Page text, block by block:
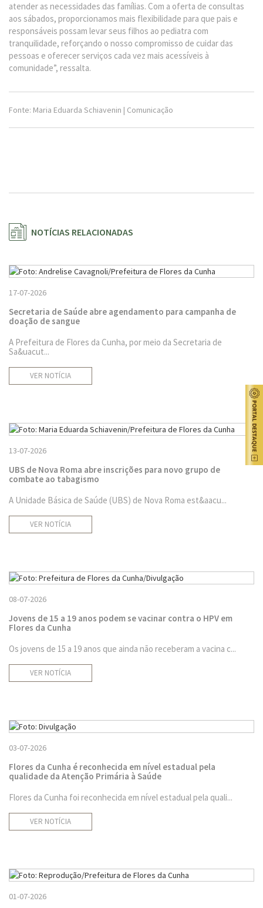
atender as necessidades das famílias. Com a oferta de consultas
aos sábados, proporcionamos mais flexibilidade para que pais e
responsáveis possam levar seus filhos ao pediatra com
tranquilidade, reforçando o nosso compromisso de cuidar das
pessoas e oferecer serviços cada vez mais acessíveis à
comunidade”, ressalta.
Fonte: Maria Eduarda Schiavenin | Comunicação
NOTÍCIAS RELACIONADAS
17-07-2026
Secretaria de Saúde abre agendamento para campanha de
doação de sangue
A Prefeitura de Flores da Cunha, por meio da Secretaria de
Sa&uacut...
VER NOTÍCIA
13-07-2026
UBS de Nova Roma abre inscrições para novo grupo de
combate ao tabagismo
A Unidade Básica de Saúde (UBS) de Nova Roma est&aacu...
VER NOTÍCIA
08-07-2026
Jovens de 15 a 19 anos podem se vacinar contra o HPV em
Flores da Cunha
Os jovens de 15 a 19 anos que ainda não receberam a vacina c...
VER NOTÍCIA
03-07-2026
Flores da Cunha é reconhecida em nível estadual pela
qualidade da Atenção Primária à Saúde
Flores da Cunha foi reconhecida em nível estadual pela quali...
VER NOTÍCIA
01-07-2026